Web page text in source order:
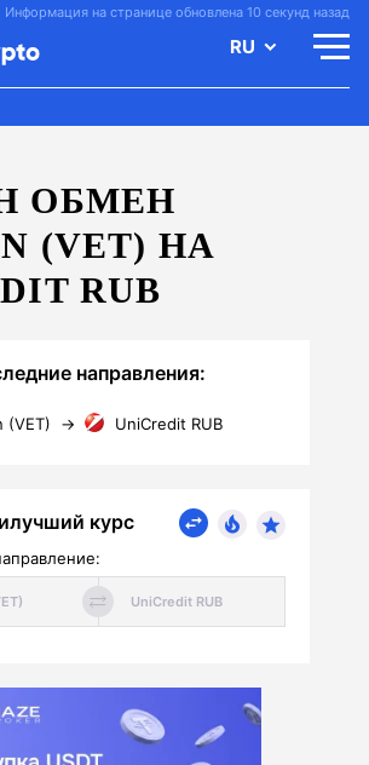
Информация на странице обновлена 10 секунд назад
RU
ОБМЕН
(VET) НА
RUB
направления:
(VET) → UniCredit RUB
курс